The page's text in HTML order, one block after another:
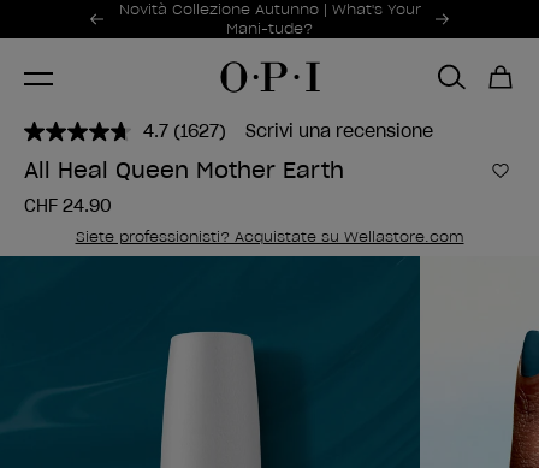
Offerte promozionali
Novità Collezione Autunno | What's Your
Mani-tude?
Item 1 of 2
4.7 Leggi
1627
recensioni.
alla
pagina.
(1627) Scrivi una recensione
All Heal Queen Mother Earth
CHF 24.90
Siete professionisti? Acquistate su Wellastore.com